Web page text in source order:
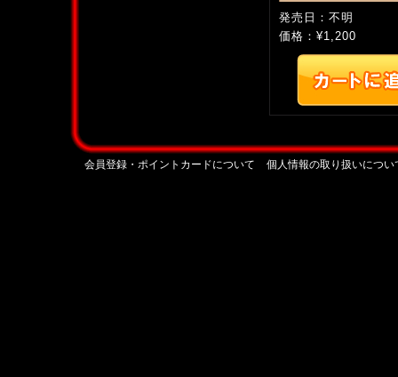
発売日：不明
価格：¥1,200
会員登録・ポイントカードについて 個人情報の取り扱いについ